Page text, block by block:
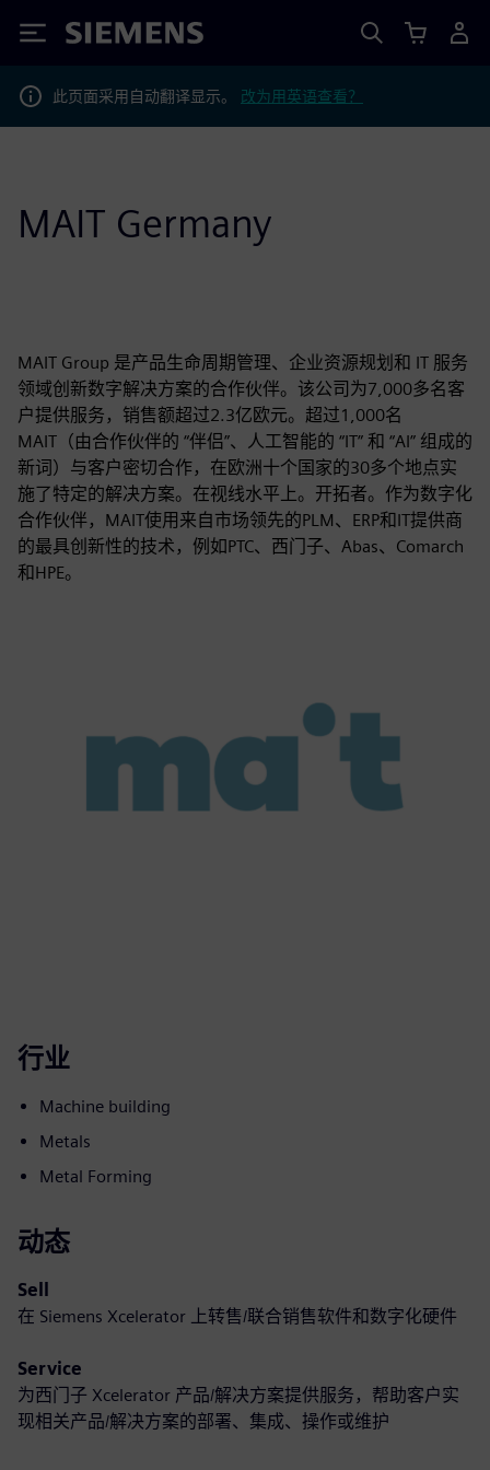
Siemens
此页面采用自动翻译显示。 改为用英语查看？
MAIT Germany
MAIT Group 是产品生命周期管理、企业资源规划和 IT 服务
领域创新数字解决方案的合作伙伴。该公司为7,000多名客
户提供服务，销售额超过2.3亿欧元。超过1,000名
MAIT（由合作伙伴的 “伴侣”、人工智能的 “IT” 和 “AI” 组成的
新词）与客户密切合作，在欧洲十个国家的30多个地点实
施了特定的解决方案。在视线水平上。开拓者。作为数字化
合作伙伴，MAIT使用来自市场领先的PLM、ERP和IT提供商
的最具创新性的技术，例如PTC、西门子、Abas、Comarch
和HPE。
行业
Machine building
Metals
Metal Forming
动态
Sell
在 Siemens Xcelerator 上转售/联合销售软件和数字化硬件
Service
为西门子 Xcelerator 产品/解决方案提供服务，帮助客户实
现相关产品/解决方案的部署、集成、操作或维护